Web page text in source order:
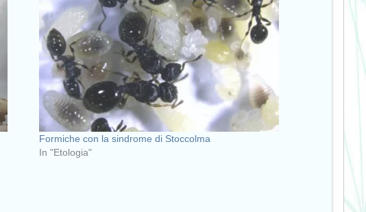
Formiche con la sindrome di Stoccolma
In "Etologia"